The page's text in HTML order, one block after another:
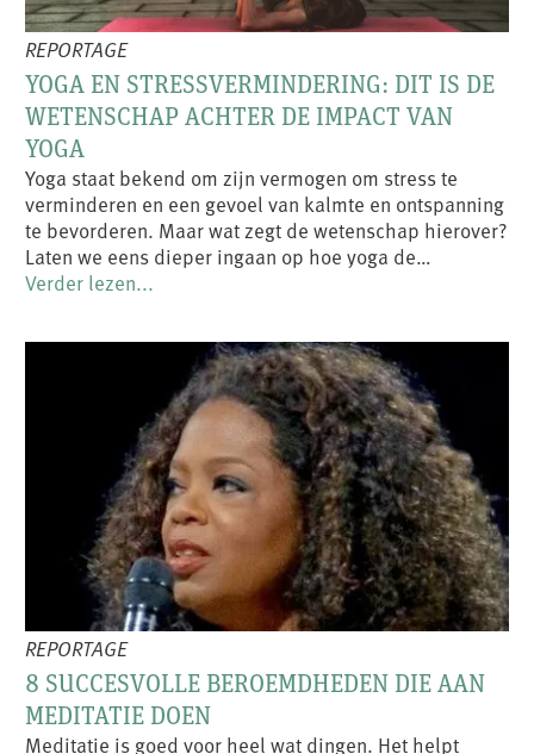
REPORTAGE
YOGA EN STRESSVERMINDERING: DIT IS DE
WETENSCHAP ACHTER DE IMPACT VAN
YOGA
Yoga staat bekend om zijn vermogen om stress te
verminderen en een gevoel van kalmte en ontspanning
te bevorderen. Maar wat zegt de wetenschap hierover?
Laten we eens dieper ingaan op hoe yoga de…
Verder lezen...
REPORTAGE
8 SUCCESVOLLE BEROEMDHEDEN DIE AAN
MEDITATIE DOEN
Meditatie is goed voor heel wat dingen. Het helpt